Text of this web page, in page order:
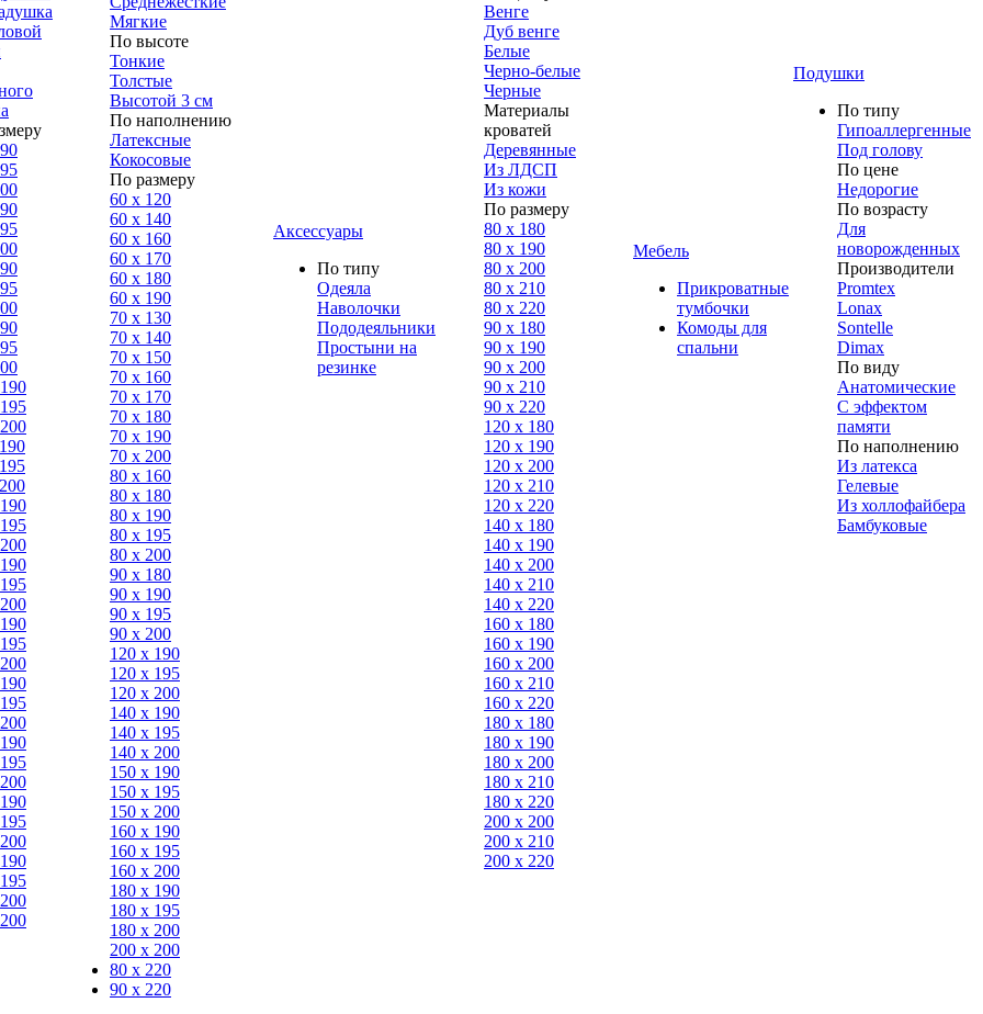
Мягкие
По высоте
Тонкие
Толстые
Высотой 3 см
По наполнению
Латексные
Кокосовые
По размеру
60 х 120
60 х 140
60 х 160
60 х 170
60 х 180
60 х 190
70 х 130
70 х 140
70 х 150
70 х 160
70 х 170
70 х 180
70 х 190
70 х 200
80 х 160
80 х 180
80 x 190
80 х 195
80 х 200
90 х 180
90 х 190
90 х 195
90 х 200
120 х 190
120 х 195
120 х 200
140 х 190
140 х 195
140 х 200
150 х 190
150 х 195
150 х 200
160 х 190
160 х 195
160 х 200
180 х 190
180 х 195
180 х 200
200 х 200
80 x 220
90 x 220
Аксессуары
По типу
Одеяла
Наволочки
Пододеяльники
Простыни на
резинке
Венге
Дуб венге
Белые
Черно-белые
Черные
Материалы
кроватей
Деревянные
Из ЛДСП
Из кожи
По размеру
80 x 180
80 x 190
80 x 200
80 x 210
80 x 220
90 x 180
90 х 190
90 х 200
90 x 210
90 x 220
120 x 180
120 х 190
120 х 200
120 x 210
120 x 220
140 x 180
140 х 190
140 х 200
140 x 210
140 x 220
160 x 180
160 х 190
160 х 200
160 x 210
160 x 220
180 x 180
180 х 190
180 х 200
180 x 210
180 x 220
200 х 200
200 x 210
200 x 220
Мебель
Прикроватные
тумбочки
Комоды для
спальни
Подушки
По типу
Гипоаллергенные
Под голову
По цене
Недорогие
По возрасту
Для
новорожденных
Производители
Promtex
Lonax
Sontelle
Dimax
По виду
Анатомические
С эффектом
памяти
По наполнению
Из латекса
Гелевые
Из холлофайбера
Бамбуковые